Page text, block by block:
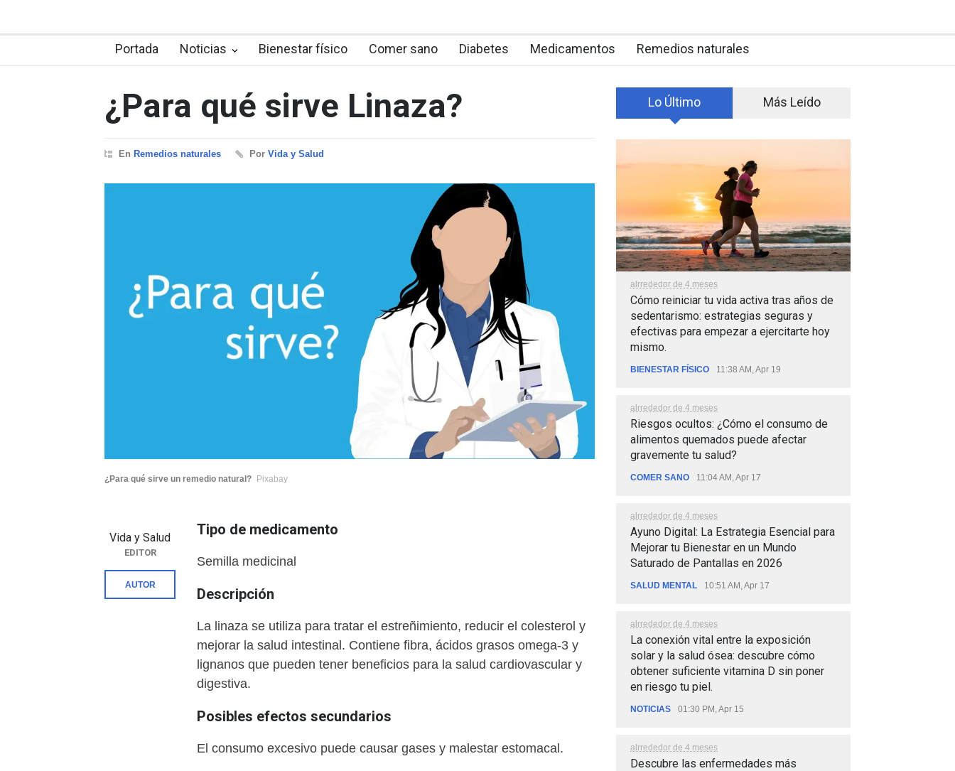
Portada Noticias Bienestar físico Comer sano Diabetes Medicamentos Remedios naturales
¿Para qué sirve Linaza?
En Remedios naturales Por Vida y Salud
¿Para qué sirve un remedio natural? Pixabay
Tipo de medicamento
Semilla medicinal
Descripción
La linaza se utiliza para tratar el estreñimiento, reducir el colesterol y
mejorar la salud intestinal. Contiene fibra, ácidos grasos omega-3 y
lignanos que pueden tener beneficios para la salud cardiovascular y
digestiva.
Posibles efectos secundarios
El consumo excesivo puede causar gases y malestar estomacal.
Vida y Salud
EDITOR
AUTOR
Lo Último Más Leído
alrrededor de 4 meses
Cómo reiniciar tu vida activa tras años de
sedentarismo: estrategias seguras y
efectivas para empezar a ejercitarte hoy
mismo.
BIENESTAR FÍSICO 11:38 AM, Apr 19
alrrededor de 4 meses
Riesgos ocultos: ¿Cómo el consumo de
alimentos quemados puede afectar
gravemente tu salud?
COMER SANO 11:04 AM, Apr 17
alrrededor de 4 meses
Ayuno Digital: La Estrategia Esencial para
Mejorar tu Bienestar en un Mundo
Saturado de Pantallas en 2026
SALUD MENTAL 10:51 AM, Apr 17
alrrededor de 4 meses
La conexión vital entre la exposición
solar y la salud ósea: descubre cómo
obtener suficiente vitamina D sin poner
en riesgo tu piel.
NOTICIAS 01:30 PM, Apr 15
alrrededor de 4 meses
Descubre las enfermedades más